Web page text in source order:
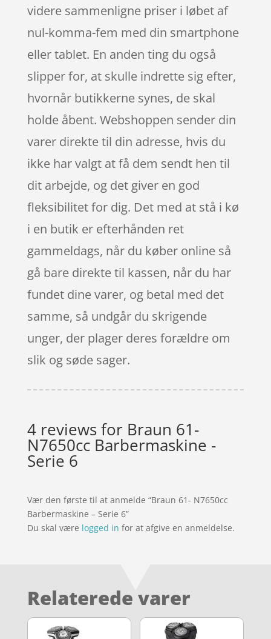
videre sammenligne priser i løbet af
nul-komma-fem med din smartphone
eller tablet. En anden ting du også
slipper for, at skulle indrette sig efter,
hvornår butikkerne synes, de skal
holde åbent. Webshoppen sender din
varer direkte til din adresse, hvis du
ikke har valgt at få dem sendt hen til
dit arbejde, og det giver en god
fleksibilitet for dig. Det med at stå i kø
i en butik er efterhånden ret
gammeldags, når du køber online så
gå bare direkte til kassen, når du har
fundet dine varer, og betal med det
samme, så undgår du skrigende
unger, der plager deres forældre om
slik og søde sager.
4 reviews for Braun 61-
N7650cc Barbermaskine -
Serie 6
Vær den første til at anmelde “Braun 61- N7650cc
Barbermaskine – Serie 6”
Du skal være logged in for at afgive en anmeldelse.
Relaterede varer